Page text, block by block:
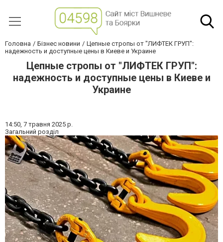
Головна Бізнес новини
Цепные стропы от "ЛИФТЕК ГРУП":
надежность и доступные цены в Киеве и Украине
Цепные стропы от "ЛИФТЕК ГРУП":
надежность и доступные цены в Киеве и
Украине
14:50, 7 травня 2025 р.
Загальний розділ